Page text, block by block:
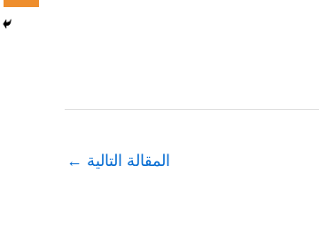
المقالة التالية ←